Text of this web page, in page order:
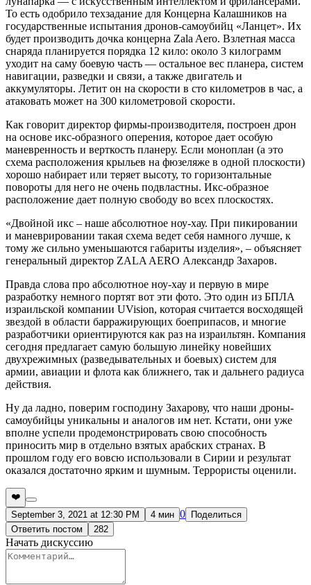
То есть одобрило техзадание для Концерна Калашников на
государственные испытания дронов-самоубийц «Ланцет». Их
будет производить дочка концерна Zala Aero. Взлетная масса
снаряда планируется порядка 12 кило: около 3 килограмм
уходит на саму боевую часть — остальное вес планера, систем
навигации, разведки и связи, а также двигатель и
аккумуляторы. Летит он на скорости в сто километров в час, а
атаковать может на 300 километровой скорости.
Как говорит директор фирмы-производителя, построен дрон
на основе икс-образного оперения, которое дает особую
маневренность и верткость планеру. Если моноплан (а это
схема расположения крыльев на фюзеляже в одной плоскости)
хорошо набирает или теряет высоту, то горизонтальные
повороты для него не очень подвластны. Икс-образное
расположение дает полную свободу во всех плоскостях.
«Двойной икс – наше абсолютное ноу-хау. При пикировании
и маневрировании такая схема ведет себя намного лучше, к
тому же сильно уменьшаются габариты изделия», – объясняет
генеральный директор ZALA AERO Александр Захаров.
Правда слова про абсолютное ноу-хау и первую в мире
разработку немного портят вот эти фото. Это один из БПЛА
израильской компании UVision, которая считается восходящей
звездой в области барражирующих боеприпасов, и многие
разработчики ориентируются как раз на израильтян. Компания
сегодня предлагает самую большую линейку новейших
двухрежимных (разведывательных и боевых) систем для
армии, авиации и флота как ближнего, так и дальнего радиуса
действия.
Ну да ладно, поверим господину Захарову, что наши дроны-
самоубийцы уникальны и аналогов им нет. Кстати, они уже
вполне успели продемонстрировать свою способность
приносить мир в отдельно взятых арабских странах. В
прошлом году его вовсю использовали в Сирии и результат
оказался достаточно ярким и шумным. Террористы оценили.
❤️
September 3, 2021 at 12:30 PM
4 мин 0
Поделиться
Ответить постом
282
Начать дискуссию